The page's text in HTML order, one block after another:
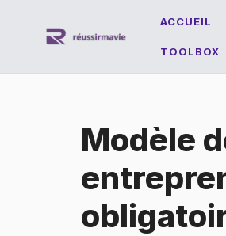
ACCUEIL
TOOLBOX
Modèle